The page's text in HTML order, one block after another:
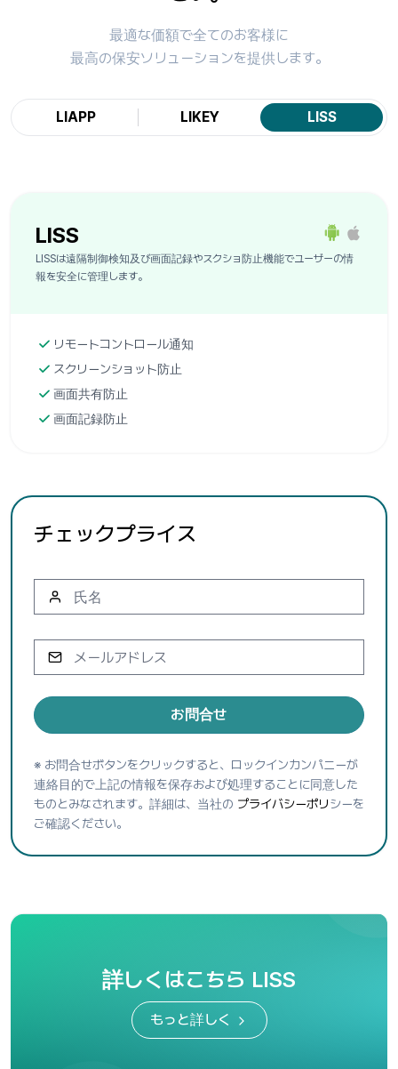
最適な価額で全てのお客様に
最高の保安ソリューションを提供します。
LIAPP LIKEY LISS
LISS
LISSは遠隔制御検知及び画面記録やスクショ防止機能でユーザーの情
報を安全に管理します。
リモートコントロール通知
スクリーンショット防止
画面共有防止
画面記録防止
チェックプライス
お問合せ
※ お問合せボタンをクリックすると、ロックインカンパニーが
連絡目的で上記の情報を保存および処理することに同意した
ものとみなされます。詳細は、当社の プライバシーポリシーを
ご確認ください。
詳しくはこちら LISS
もっと詳しく